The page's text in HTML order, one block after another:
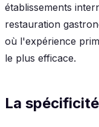
établissements
restauration
où l'expérience
le plus efficace.
La